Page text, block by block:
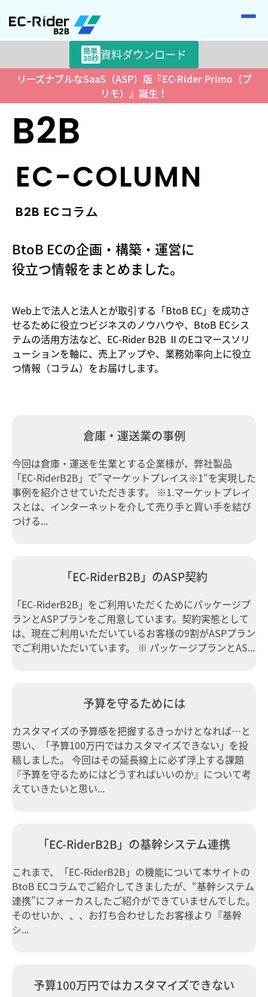
簡単
30秒 資料ダウンロード
リーズナブルなSaaS（ASP）版『EC-Rider Primo（プ
リモ）』誕生！
HOME>ECコラム
B2B
EC-COLUMN
B2B ECコラム
BtoB ECの企画・構築・運営に
役立つ情報をまとめました。
Web上で法人と法人とが取引する「BtoB EC」を成功さ
せるために役立つビジネスのノウハウや、BtoB ECシス
テムの活用方法など、EC-Rider B2B ⅡのEコマースソリ
ューションを軸に、売上アップや、業務効率向上に役立
つ情報（コラム）をお届けします。
倉庫・運送業の事例
今回は倉庫・運送を生業とする企業様が、弊社製品
「EC-RiderB2B」で”マーケットプレイス※1“を実現した
事例を紹介させていただきます。 ※1.マーケットプレイ
スとは、インターネットを介して売り手と買い手を結び
つける...
「EC-RiderB2B」のASP契約
「EC-RiderB2B」をご利用いただくためにパッケージプ
ランとASPプランをご用意しています。契約実態として
は、現在ご利用いただいているお客様の9割がASPプラン
でご利用いただいています。 ※ パッケージプランとAS...
予算を守るためには
カスタマイズの予算感を把握するきっかけとなれば…と
思い、「予算100万円ではカスタマイズできない」を投
稿しました。 今回はその延長線上に必ず浮上する課題
『予算を守るためにはどうすればいいのか』について考
えていきたいと思い...
「EC-RiderB2B」の基幹システム連携
これまで、「EC-RiderB2B」の機能について本サイトの
BtoB ECコラムでご紹介してきましたが、“基幹システム
連携”にフォーカスしたご紹介ができていませんでした。
そのせいか、、、お打ち合わせしたお客様より『基幹
シ...
予算100万円ではカスタマイズできない